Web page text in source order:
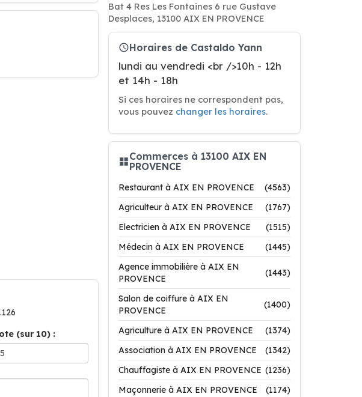
(sur 10) :
Bat 4 Res Les Fontaines 6 rue Gustave
Desplaces, 13100 AIX EN PROVENCE
Horaires de Castaldo Yann
lundi au vendredi <br />10h - 12h
et 14h - 18h
Si ces horaires ne correspondent pas,
vous pouvez changer les horaires.
Commerces à 13100 AIX EN
PROVENCE
Restaurant à AIX EN PROVENCE
(4563)
Agriculteur à AIX EN PROVENCE
(1767)
Electricien à AIX EN PROVENCE
(1515)
Médecin à AIX EN PROVENCE
(1445)
Agence immobilière à AIX EN
PROVENCE
(1443)
Salon de coiffure à AIX EN
PROVENCE
(1400)
Agriculture à AIX EN PROVENCE
(1374)
Association à AIX EN PROVENCE
(1342)
Chauffagiste à AIX EN PROVENCE (1236)
Maçonnerie à AIX EN PROVENCE
(1174)